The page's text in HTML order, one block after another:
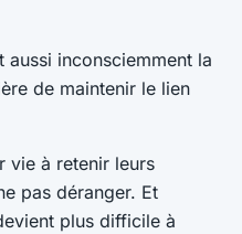
aussi inconsciemment la
de maintenir le lien
vie à retenir leurs
pas déranger. Et
plus difficile à